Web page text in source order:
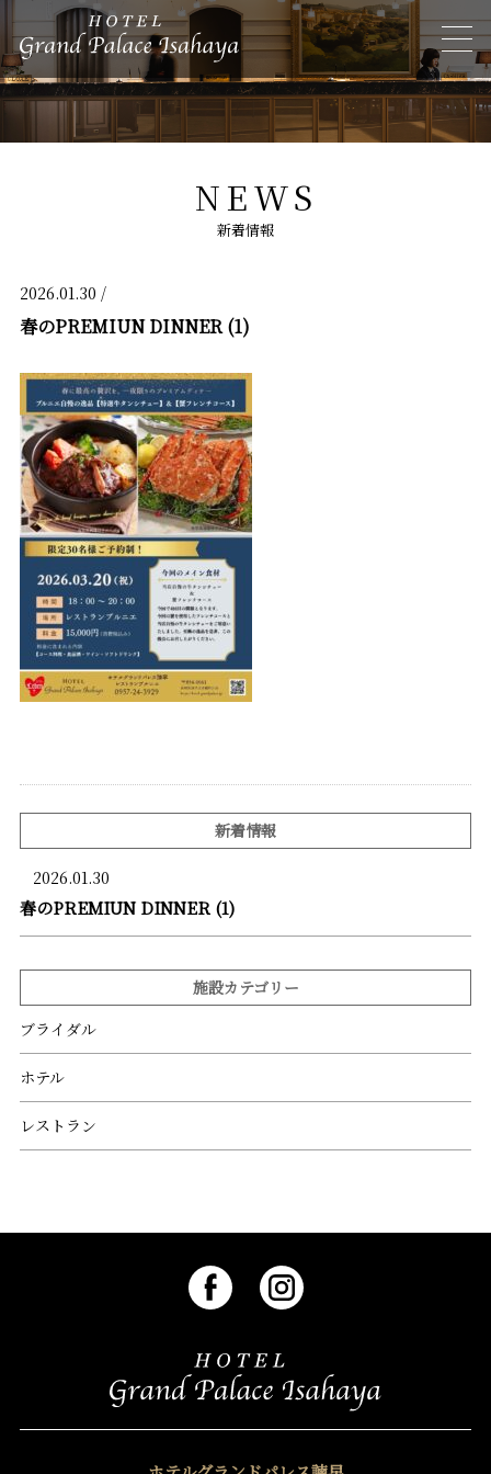
NEWS
新着情報
2026.01.30 /
春のPREMIUN DINNER (1)
新着情報
2026.01.30
春のPREMIUN DINNER (1)
施設カテゴリー
ブライダル
ホテル
レストラン